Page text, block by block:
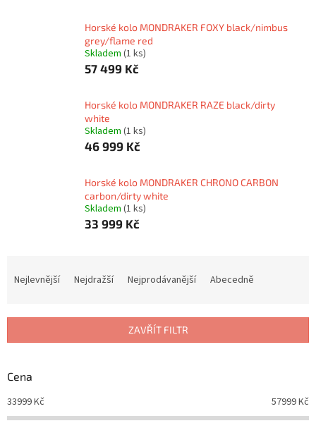
Horské kolo MONDRAKER FOXY black/nimbus
grey/flame red
Skladem (1 ks)
57 499 Kč
Horské kolo MONDRAKER RAZE black/dirty
white
Skladem (1 ks)
46 999 Kč
Horské kolo MONDRAKER CHRONO CARBON
carbon/dirty white
Skladem (1 ks)
33 999 Kč
í
r
o
d
u
Nejlevnější Nejdražší Nejprodávanější Abecedně
ZAVŘÍT FILTR
Cena
33999Kč 57999Kč